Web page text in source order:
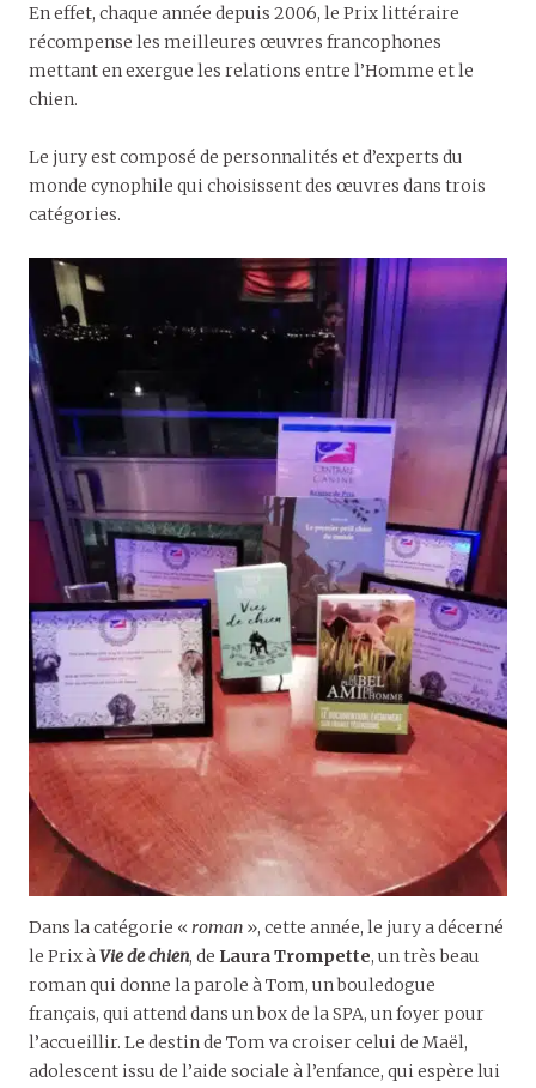
En effet, chaque année depuis 2006, le Prix littéraire
récompense les meilleures œuvres francophones
mettant en exergue les relations entre l’Homme et le
chien.
Le jury est composé de personnalités et d’experts du
monde cynophile qui choisissent des œuvres dans trois
catégories.
Dans la catégorie « roman », cette année, le jury a décerné
le Prix àVie de chien, de Laura Trompette, un très beau
roman qui donne la parole à Tom, un bouledogue
français, qui attend dans un box de la SPA, un foyer pour
l’accueillir. Le destin de Tom va croiser celui de Maël,
adolescent issu de l’aide sociale à l’enfance, qui espère lui